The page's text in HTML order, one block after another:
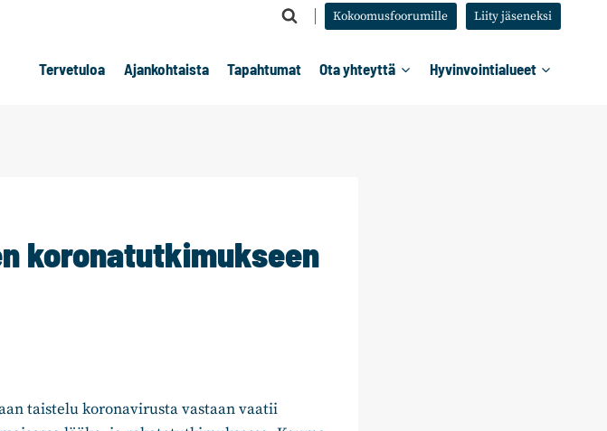
Kokoomusfoorumille Liity jäseneksi
Tervetuloa Ajankohtaista Tapahtumat Ota yhteyttä Hyvinvointialueet
koronatutkimukseen
taistelu koronavirusta vastaan vaatii